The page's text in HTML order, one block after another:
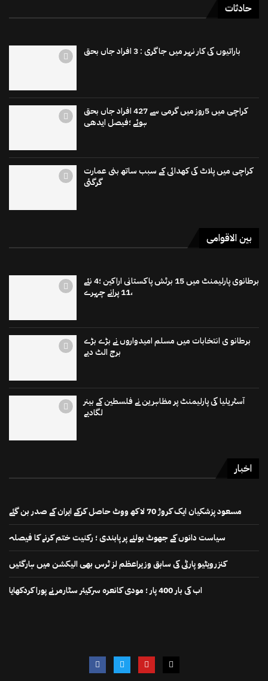
حادثات
باراتیوں کی کار نہر میں جاگری : 3 افراد جاں بحق
کراچی میں 5روز میں گرمی سے 427 افراد جاں بحق
ہوئے ؛فیصل ایدھی
کراچی میں پلاٹ کی کھدائی کے سبب ساتھ بنی عمارت
گرگئی
بین الاقوامی
برطانوی پارلیمنٹ میں 15 برٹش پاکستانی اراکین ؛4 نئے
،11 پرانے چہرے
برطانو ی انتخابات میں مسلم امیدواروں نے بڑے بڑے
برج الٹ دیے
آسٹریلیا کی پارلیمنٹ پر مظاہرین نے فلسطین کے بینر
لگادیے
اخبار
مسعود پزشکیان ایک کروڑ 70 لاکھ ووٹ حاصل کرکے ایران کے صدر بن گئے
سیاست دانوں کے جھوٹ بولنے پر پابندی ؛ رکنیت ختم کرنے کا فیصلہ
کنزرویٹیو پارٹی کی سابق وزیراعظم لز ٹرس بھی الیکشن میں ہارگئیں
اب کی بار 400 پار ؛ مودی کانعرہ سرکیئر سٹارمر نے پورا کردکھایا